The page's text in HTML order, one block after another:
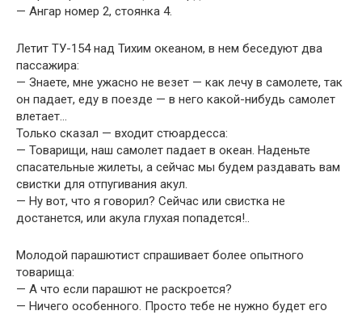
— Ангар номер 2, стоянка 4.
Летит ТУ-154 над Тихим океаном, в нем беседуют два
пассажира:
— Знаете, мне ужасно не везет — как лечу в самолете, так
он падает, еду в поезде — в него какой-нибудь самолет
влетает…
Только сказал — входит стюардесса:
— Товарищи, наш самолет падает в океан. Наденьте
спасательные жилеты, а сейчас мы будем раздавать вам
свистки для отпугивания акул.
— Ну вот, что я говорил? Сейчас или свистка не
достанется, или акула глухая попадется!..
Молодой парашютист спрашивает более опытного
товарища:
— А что если парашют не раскроется?
— Ничего особенного. Просто тебе не нужно будет его